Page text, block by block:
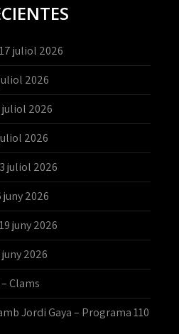
juliol 2026
2026
juliol 2026
2026
juliol 2026
juny 2026
juny 2026
juny 2026
Clams
Jordi Gaya – Programa 110